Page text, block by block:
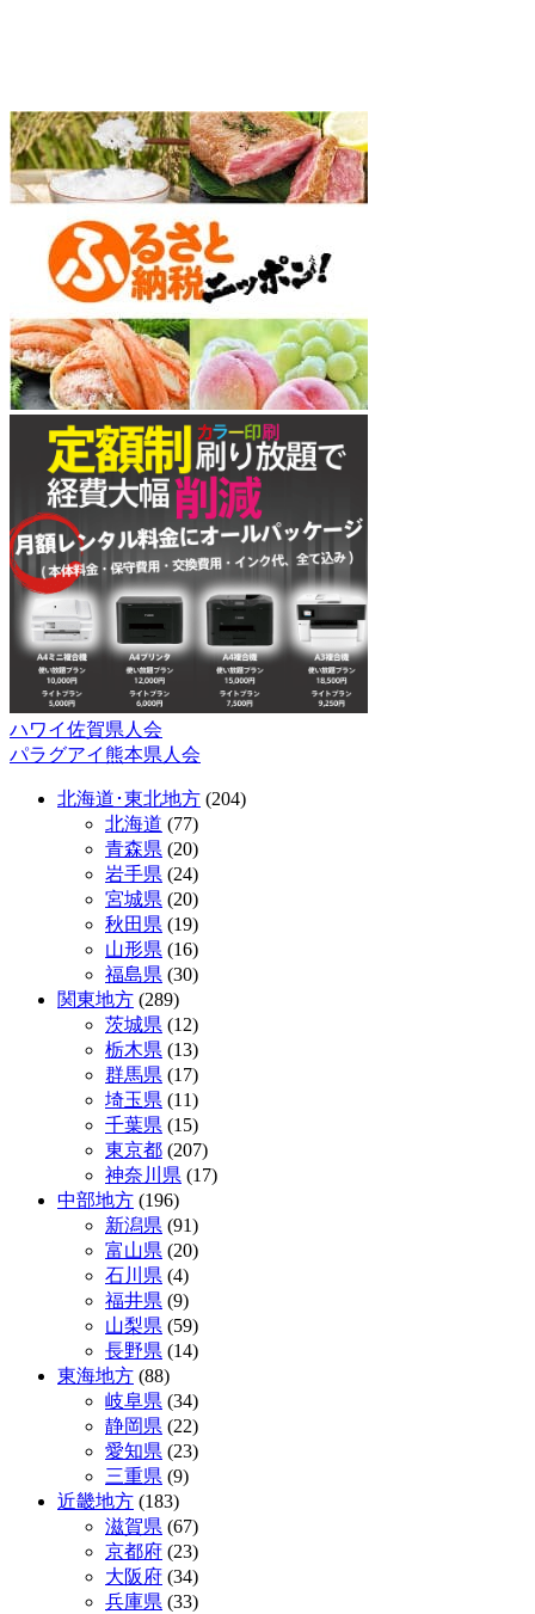
投
稿
ハワイ佐賀県人会
パラグアイ熊本県人会
北海道･東北地方 (204)
北海道 (77)
青森県 (20)
岩手県 (24)
宮城県 (20)
秋田県 (19)
山形県 (16)
福島県 (30)
関東地方 (289)
茨城県 (12)
栃木県 (13)
群馬県 (17)
埼玉県 (11)
千葉県 (15)
東京都 (207)
神奈川県 (17)
中部地方 (196)
新潟県 (91)
富山県 (20)
石川県 (4)
福井県 (9)
山梨県 (59)
長野県 (14)
東海地方 (88)
岐阜県 (34)
静岡県 (22)
愛知県 (23)
三重県 (9)
近畿地方 (183)
滋賀県 (67)
京都府 (23)
大阪府 (34)
兵庫県 (33)